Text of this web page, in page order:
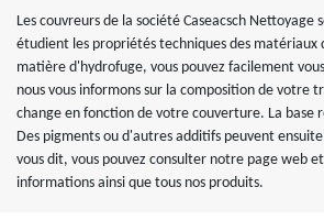
Les couvreurs de la société Caseacsch Nettoyage
étudient les propriétés techniques des matériaux
matière d'hydrofuge, vous pouvez facilement
nous vous informons sur la composition de votre
change en fonction de votre couverture. La base
Des pigments ou d'autres additifs peuvent
vous dit, vous pouvez consulter notre page web
informations ainsi que tous nos produits.